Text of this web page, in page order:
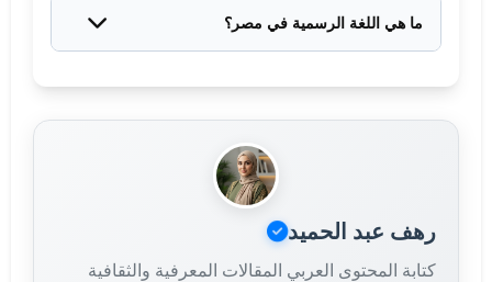
الدولة الأكثر سكاناً في الوطن العربي والثالثة في أفريقيا
بعد نيجيريا وإثيوبيا. يتركز معظم السكان في وادي النيل
أعلى المعدلات عالمياً، بينما تظل الصحاري شبه خالية.
ما هي اللغة الرسمية في مصر؟
وفقاً للدستور. تُستخدم العربية الفصحى في المؤسسات
الحكومية، التعليم، والإعلام الرسمي. يتحدث المصريون
اللهجة المصرية في الحياة اليومية، وهي أكثر اللهجات
العربية انتشاراً وفهماً في العالم العربي بفضل الإنتاج
الإعلامي والسينمائي المصري.
رهف عبد الحميد
كتابة المحتوى العربي المقالات المعرفية والثقافية